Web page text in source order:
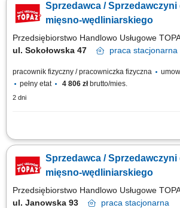
produktów mięsnych, wędliniarskich i
produktów i terminów przydatności do spożycia;
Sprzedawca / Sprzedawczyni
mięsno-wędliniarskiego
Przedsiębiorstwo Handlowo Usługowe
ul. Sokołowska 47
praca stacjonarna
pracownik fizyczny / pracowniczka fizyczna
pełny etat
4 806 złbrutto/mies.
2 dni
Twoje główne zadania: zapewnienie
towarów na dziale świeżym - mięso, wędliny, sery
terminów przydatności do spożycia aktywna
Sprzedawca / Sprzedawczyni
mięsno-wędliniarskiego
Przedsiębiorstwo Handlowo Usługowe
ul. Janowska 93
praca stacjonarna